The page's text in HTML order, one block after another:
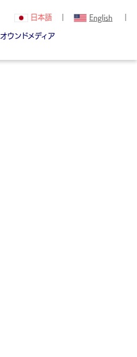
日本語｜ English
オウンドメディア